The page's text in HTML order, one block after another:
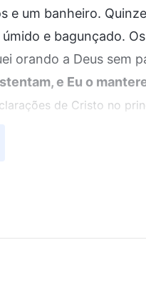
e um banheiro.
e bagunçado.
orando a Deus sem
e Eu o
de Cristo no
e fez com que os
vez em quando,
não conseguia
Ele gerenciava
me, fingindo